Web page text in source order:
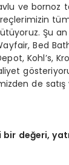
ve bornoz
Şu
Bed
Kohl’s,
de satış
değeri,